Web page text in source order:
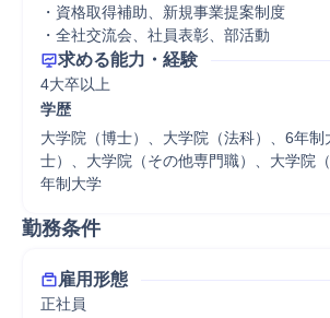
・資格取得補助、新規事業提案制度
・全社交流会、社員表彰、部活動
求める能力・経験
学歴
大学院（博士）、大学院（法科）、6年
士）、大学院（その他専門職）、大学院
年制大学
勤務条件
雇用形態
正社員